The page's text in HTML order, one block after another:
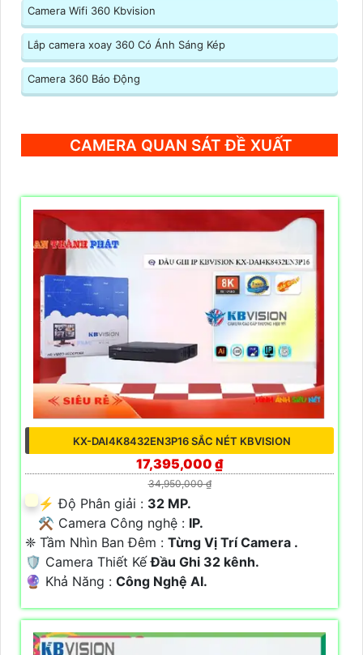
Camera Wifi 360 Kbvision
Lắp camera xoay 360 Có Ánh Sáng Kép
Camera 360 Báo Động
CAMERA QUAN SÁT ĐỀ XUẤT
KX-DAI4K8432EN3P16 SẮC NÉT KBVISION
17,395,000 ₫
34,950,000 ₫
️⚡ Độ Phân giải : 32 MP.
⚒ Camera Công nghệ : IP.
❈ Tầm Nhìn Ban Đêm : Từng Vị Trí Camera .
🛡 Camera Thiết KếĐầu Ghi 32 kênh.
️🔮 Khả Năng : Công Nghệ AI.